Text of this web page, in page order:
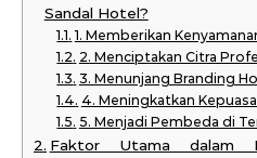
Sandal Hotel?
1. Memberikan
2. Menciptakan Citra
3. Menunjang Branding
4. Meningkatkan
5. Menjadi Pembeda di
Faktor Utama dalam